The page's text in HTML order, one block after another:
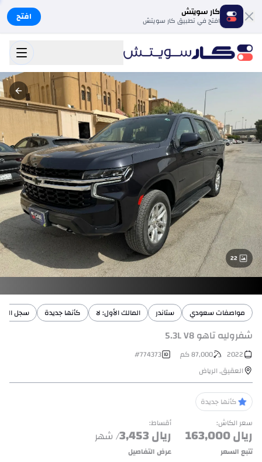
كار سويتش
افتح في تطبيق كار سويتش افتح
22
مواصفات سعودي ستاندر المالك الأول: لا كأنها جديدة سجل
شفروليه تاهو 5.3L V8
2022
87,000كم #774373
العقيق,الرياض
كأنها جديدة
سعر الكاش:
ريال163,000
تتبع السعر
أقساط:
ريال3,453/ شهر
عرض التفاصيل